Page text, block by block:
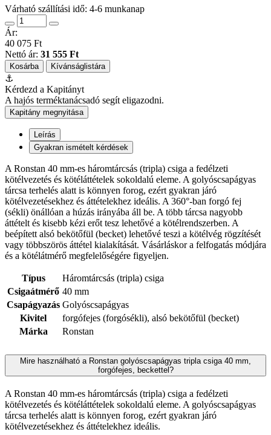
Várható szállítási idő: 4-6 munkanap
Ár:
40 075 Ft
Nettó ár: 31 555 Ft
Kosárba Kívánságlistára
⚓
Kérdezd a Kapitányt
A hajós terméktanácsadó segít eligazodni.
Kapitány megnyitása
Leírás
Gyakran ismételt kérdések
A Ronstan 40 mm-es háromtárcsás (tripla) csiga a fedélzeti
kötélvezetés és kötéláttételek sokoldalú eleme. A golyóscsapágyas
tárcsa terhelés alatt is könnyen forog, ezért gyakran járó
kötélvezetésekhez és áttételekhez ideális. A 360°-ban forgó fej
(sékli) önállóan a húzás irányába áll be. A több tárcsa nagyobb
áttételt és kisebb kézi erőt tesz lehetővé a kötélrendszerben. A
beépített alsó bekötőfül (becket) lehetővé teszi a kötélvég rögzítését
vagy többszörös áttétel kialakítását. Vásárláskor a felfogatás módjára
és a kötélátmérő megfelelőségére figyeljen.
Típus
Háromtárcsás (tripla) csiga
Csigaátmérő 40 mm
Csapágyazás Golyóscsapágyas
Kivitel
forgófejes (forgósékli), alsó bekötőfül (becket)
Márka
Ronstan
Mire használható a Ronstan golyóscsapágyas tripla csiga 40 mm,
forgófejes, beckettel?
A Ronstan 40 mm-es háromtárcsás (tripla) csiga a fedélzeti
kötélvezetés és kötéláttételek sokoldalú eleme. A golyóscsapágyas
tárcsa terhelés alatt is könnyen forog, ezért gyakran járó
kötélvezetésekhez és áttételekhez ideális.